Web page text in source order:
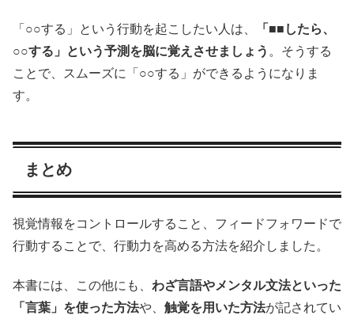
「○○する」という行動を起こしたい人は、
「■■したら、
○○する」という予測を脳に覚えさせましょう 。そうする
ことで、スムーズに「○○する」ができるようになりま
す。
まとめ
視覚情報をコントロールすること、フィードフォワードで
行動することで、行動力を高める方法を紹介しました。
本書には、この他にも、 わざ言語やメンタル文法といった
「言葉」を使った方法や、 触覚を用いた方法が記されてい